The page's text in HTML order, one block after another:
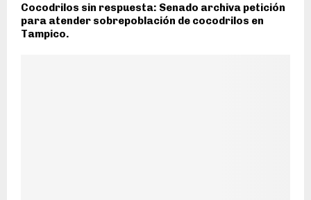
Cocodrilos sin respuesta: Senado archiva petición
para atender sobrepoblación de cocodrilos en
Tampico.